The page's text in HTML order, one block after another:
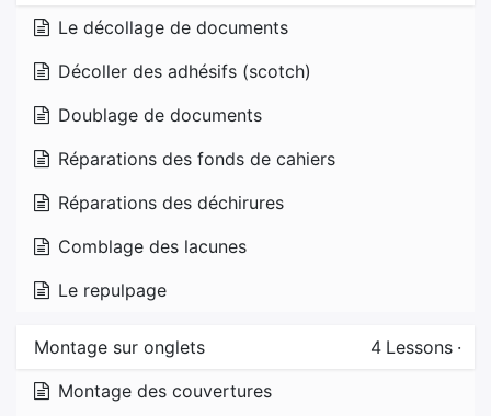
Le décollage de documents
Décoller des adhésifs (scotch)
Doublage de documents
Réparations des fonds de cahiers
Réparations des déchirures
Comblage des lacunes
Le repulpage
Montage sur onglets 4 Lessons ·
Montage des couvertures